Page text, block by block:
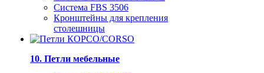
Система FBS 3506
Кронштейны для крепления
столешницы
10. Петли мебельные